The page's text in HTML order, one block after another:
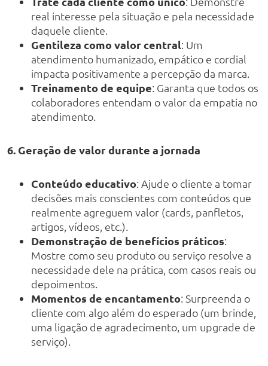
real interesse pela situação e pela necessidade
daquele cliente.
Gentileza como valor central: Um
atendimento humanizado, empático e cordial
impacta positivamente a percepção da marca.
Treinamento de equipe: Garanta que todos os
colaboradores entendam o valor da empatia no
atendimento.
6. Geração de valor durante a jornada
Conteúdo educativo: Ajude o cliente a tomar
decisões mais conscientes com conteúdos que
realmente agreguem valor (cards, panfletos,
artigos, vídeos, etc.).
Demonstração de benefícios práticos:
Mostre como seu produto ou serviço resolve a
necessidade dele na prática, com casos reais ou
depoimentos.
Momentos de encantamento: Surpreenda o
cliente com algo além do esperado (um brinde,
uma ligação de agradecimento, um upgrade de
serviço).